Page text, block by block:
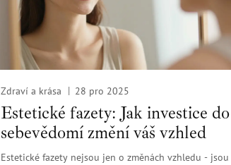
Zdraví a krása 28 pro 2025
Estetické fazety: Jak investice do
sebevědomí změní váš vzhled
Estetické fazety nejsou jen o změnách vzhledu - jsou